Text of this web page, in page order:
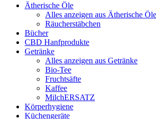
Ätherische Öle
Alles anzeigen aus Ätherische Öle
Räucherstäbchen
Bücher
CBD Hanfprodukte
Getränke
Alles anzeigen aus Getränke
Bio-Tee
Fruchtsäfte
Kaffee
MilchERSATZ
Körperhygiene
Küchengeräte